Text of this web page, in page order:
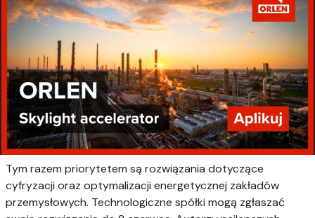
Tym razem priorytetem są rozwiązania dotyczące
cyfryzacji oraz optymalizacji energetycznej zakładów
przemysłowych. Technologiczne spółki mogą zgłaszać